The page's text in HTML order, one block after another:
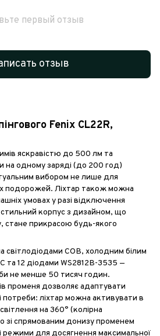
первый отзыв
отзыв
Fenix CL22R,
яскравістю до 500 лм та
на одному заряді (до 200 год)
вибором не лише для
подорожей. Ліхтар також можна
умовах у разі відключення
стильний корпус з дизайном, що
стане прикрасою будь-якого
COB, холодним білим
та 12 діодами WS2812B-3535 —
не менше 50 тисяч годин.
променя дозволяє адаптувати
потреби: ліхтар можна активувати в
на 360° (колірна
зі спрямованим донизу променем
режими для досягнення максимальної